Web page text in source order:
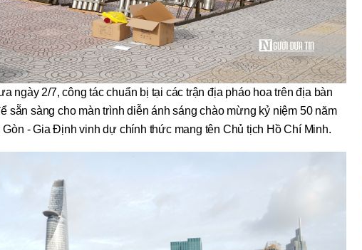
ngày 2/7, công tác chuẩn bị tại các trận địa pháo hoa trên địa bàn
sẵn sàng cho màn trình diễn ánh sáng chào mừng kỷ niệm 50 năm
- Gia Định vinh dự chính thức mang tên Chủ tịch Hồ Chí Minh.